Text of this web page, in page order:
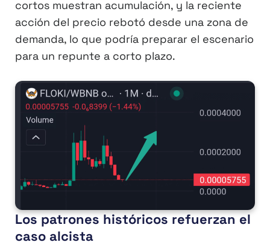
cortos muestran acumulación, y la reciente
acción del precio rebotó desde una zona de
demanda, lo que podría preparar el escenario
para un repunte a corto plazo.
Los patrones históricos refuerzan el
caso alcista